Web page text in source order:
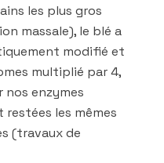
les plus gros
massale), le blé a
modifié et
multiplié par 4,
enzymes
les mêmes
(travaux de